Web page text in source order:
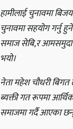
हामीलाई चुनावमा
चुनावमा सहयोग गर्नु हुने
समाज सेबि,र
भयो।
नेता महेश चौधरी
ब्यक्ती गत रूपमा
समाजमा गर्दै आएका